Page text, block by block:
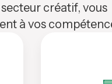
créatif, vous
à vos